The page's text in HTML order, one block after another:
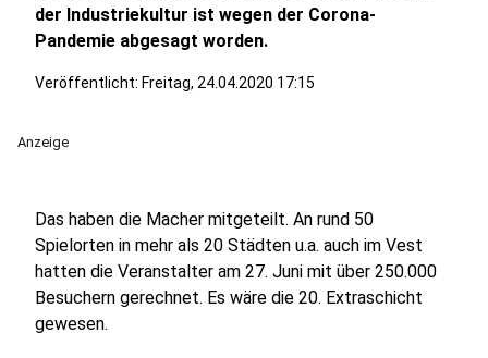
der Industriekultur ist wegen der Corona-
Pandemie abgesagt worden.
Veröffentlicht: Freitag, 24.04.2020 17:15
Anzeige
Das haben die Macher mitgeteilt. An rund 50
Spielorten in mehr als 20 Städten u.a. auch im Vest
hatten die Veranstalter am 27. Juni mit über 250.000
Besuchern gerechnet. Es wäre die 20. Extraschicht
gewesen.